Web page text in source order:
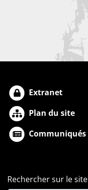
Extranet
Plan du site
Communiqués
Rechercher sur le site